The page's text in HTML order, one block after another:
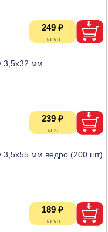
249 ₽
3,5х32 мм
239 ₽
3,5х55 мм ведро (200 шт)
189 ₽